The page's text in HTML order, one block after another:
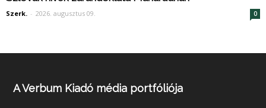
Szerk. - 2026. augusztus 09. 0
A Verbum Kiadó média portfóliója